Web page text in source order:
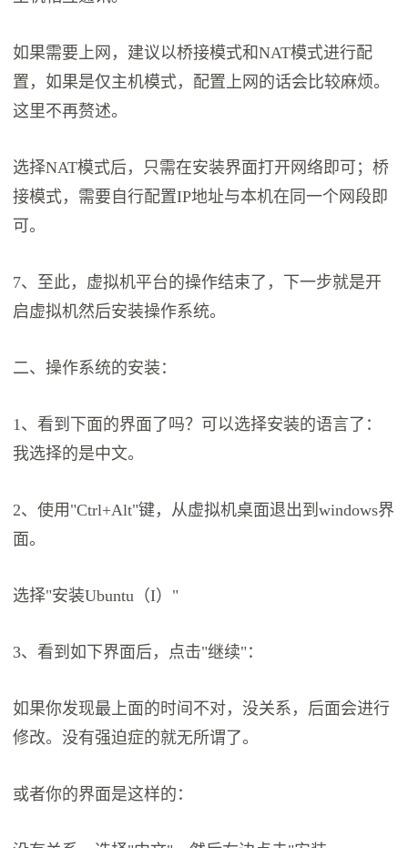
如果需要上网，建议以桥接模式和NAT模式进行配
置，如果是仅主机模式，配置上网的话会比较麻烦。
这里不再赘述。
选择NAT模式后，只需在安装界面打开网络即可；桥
接模式，需要自行配置IP地址与本机在同一个网段即
可。
7、至此，虚拟机平台的操作结束了，下一步就是开
启虚拟机然后安装操作系统。
二、操作系统的安装：
1、看到下面的界面了吗？可以选择安装的语言了：
我选择的是中文。
2、使用"Ctrl+Alt"键，从虚拟机桌面退出到windows界
面。
选择"安装Ubuntu（I）"
3、看到如下界面后，点击"继续"：
如果你发现最上面的时间不对，没关系，后面会进行
修改。没有强迫症的就无所谓了。
或者你的界面是这样的：